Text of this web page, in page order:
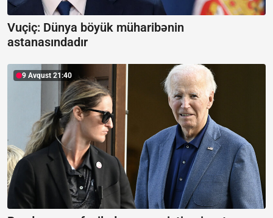
Vuçiç: Dünya böyük müharibənin
astanasındadır
9 Avqust 21:40